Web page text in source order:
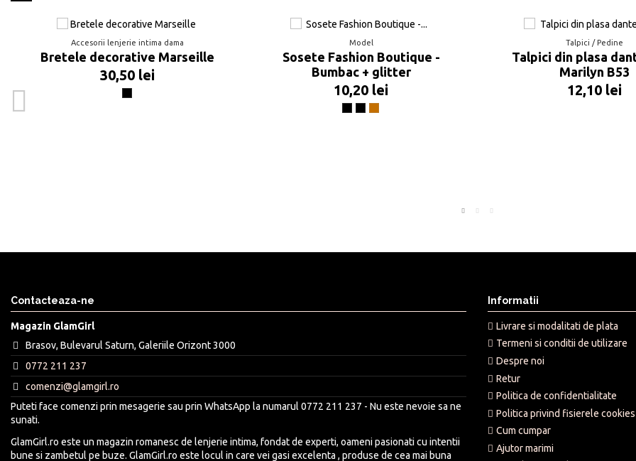
Accesorii lenjerie intima dama
Bretele decorative Marseille
30,50 lei
Negru
Model
Sosete Fashion Boutique -
Bumbac + glitter
10,20 lei
NegruNoir multicolor
Cupru
Talpici / Pedine
Talpici din plasa
Marilyn B53
12,10 lei
Contacteaza-ne
Magazin GlamGirl
Brasov, Bulevarul Saturn, Galeriile Orizont 3000
0772 211 237
comenzi@glamgirl.ro
Puteti face comenzi prin mesagerie sau prin WhatsApp la numarul 0772 211 237 - Nu este nevoie sa ne
sunati.
GlamGirl.ro este un magazin romanesc de lenjerie intima, fondat de experti, oameni pasionati cu intentii
bune si zambetul pe buze. GlamGirl.ro este locul in care vei gasi excelenta , produse de cea mai buna
Informatii
Livrare si modalitati de plata
Termeni si conditii de utilizare
Despre noi
Retur
Politica de confidentialitate
Politica privind fisierele cookies
Cum cumpar
Ajutor marimi